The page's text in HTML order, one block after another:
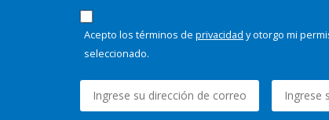
Acepto los términos de privacidad y otorgo mi
seleccionado.